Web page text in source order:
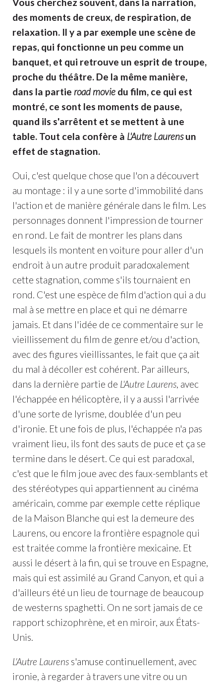
des moments de creux, de respiration, de
relaxation. Il y a par exemple une scène de
repas, qui fonctionne un peu comme un
banquet, et qui retrouve un esprit de troupe,
proche du théâtre. De la même manière,
dans la partie road moviedu film, ce qui est
montré, ce sont les moments de pause,
quand ils s'arrêtent et se mettent à une
table. Tout cela confère à L'Autre Laurensun
effet de stagnation.
Oui, c'est quelque chose que l'on a découvert
au montage : il y a une sorte d'immobilité dans
l'action et de manière générale dans le film. Les
personnages donnent l'impression de tourner
en rond. Le fait de montrer les plans dans
lesquels ils montent en voiture pour aller d'un
endroit à un autre produit paradoxalement
cette stagnation, comme s'ils tournaient en
rond. C'est une espèce de film d'action qui a du
mal à se mettre en place et qui ne démarre
jamais. Et dans l'idée de ce commentaire sur le
vieillissement du film de genre et/ou d'action,
avec des figures vieillissantes, le fait que ça ait
du mal à décoller est cohérent. Par ailleurs,
dans la dernière partie de L'Autre Laurens, avec
l'échappée en hélicoptère, il y a aussi l'arrivée
d'une sorte de lyrisme, doublée d'un peu
d'ironie. Et une fois de plus, l'échappée n'a pas
vraiment lieu, ils font des sauts de puce et ça se
termine dans le désert. Ce qui est paradoxal,
c'est que le film joue avec des faux-semblants et
des stéréotypes qui appartiennent au cinéma
américain, comme par exemple cette réplique
de la Maison Blanche qui est la demeure des
Laurens, ou encore la frontière espagnole qui
est traitée comme la frontière mexicaine. Et
aussi le désert à la fin, qui se trouve en Espagne,
mais qui est assimilé au Grand Canyon, et qui a
d'ailleurs été un lieu de tournage de beaucoup
de westerns spaghetti. On ne sort jamais de ce
rapport schizophrène, et en miroir, aux États-
Unis.
L'Autre Laurenss'amuse continuellement, avec
ironie, à regarder à travers une vitre ou un